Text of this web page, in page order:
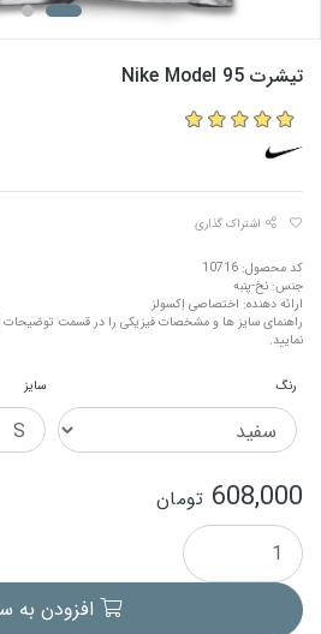
تیشرت Nike Model 95
اشتراک گذاری
کد محصول: 10716
جنس: نخ-پنبه
ارائه دهنده: اختصاصی اِکسولز
راهنمای سایز ها و مشخصات فیزیکی را در قسمت
نمایید.
رنگ سایز
608,000 تومان
افزودن به